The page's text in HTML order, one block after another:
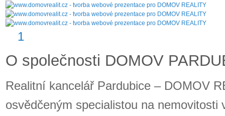
1
O společnosti DOMOV
Realitní kancelář Pardubice – DOMOV
osvědčeným specialistou na nemovitosti